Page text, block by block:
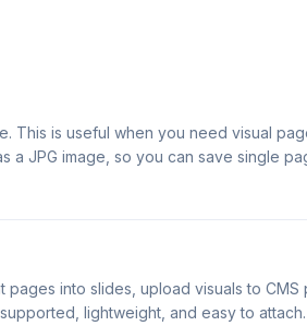
This is useful when you need visual
JPG image, so you can save single
into slides, upload visuals to
lightweight, and easy to